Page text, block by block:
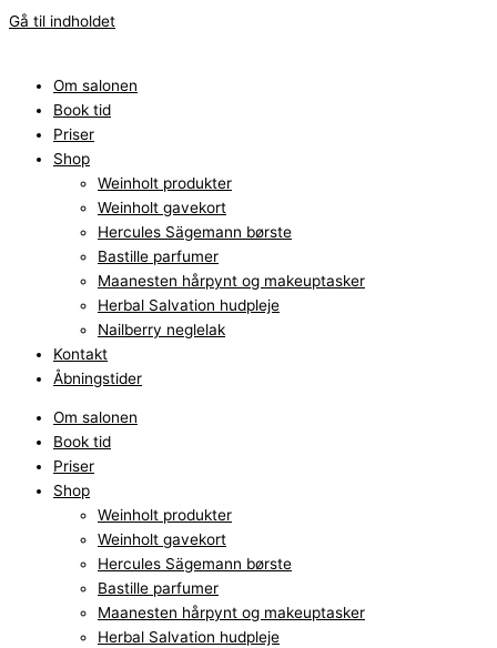
Gå til indholdet
Om salonen
Book tid
Priser
Shop
Weinholt produkter
Weinholt gavekort
Hercules Sägemann børste
Bastille parfumer
Maanesten hårpynt og makeuptasker
Herbal Salvation hudpleje
Nailberry neglelak
Kontakt
Åbningstider
Om salonen
Book tid
Priser
Shop
Weinholt produkter
Weinholt gavekort
Hercules Sägemann børste
Bastille parfumer
Maanesten hårpynt og makeuptasker
Herbal Salvation hudpleje